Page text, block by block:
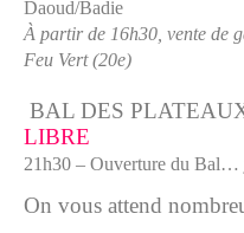
Daoud/Badie
À partir de 16h30, vente de
Feu Vert (20e)
BAL DES
LIBRE
21h30 – Ouverture du Bal…
On vous attend